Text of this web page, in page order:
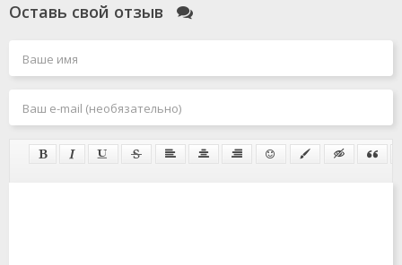
Оставь свой отзыв